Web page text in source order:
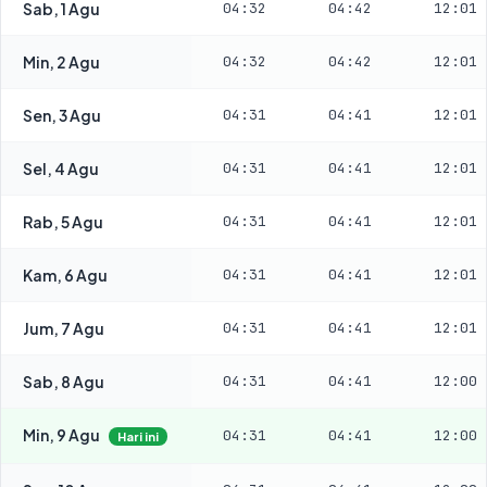
Sab, 1 Agu 04:32 04:42 12:01
Min, 2 Agu 04:32 04:42 12:01
Sen, 3 Agu 04:31 04:41 12:01
Sel, 4 Agu 04:31 04:41 12:01
Rab, 5 Agu 04:31 04:41 12:01
Kam, 6 Agu 04:31 04:41 12:01
Jum, 7 Agu 04:31 04:41 12:01
Sab, 8 Agu 04:31 04:41 12:00
Min, 9 Agu Hari ini 04:31 04:41 12:00